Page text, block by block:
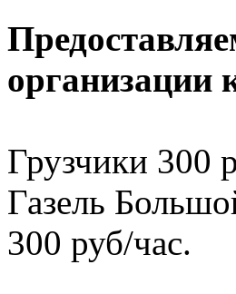
организации
Грузчики 300
Газель
300 руб/час.